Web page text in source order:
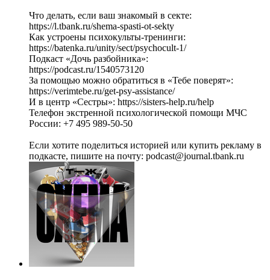
Что делать, если ваш знакомый в секте:
https://l.tbank.ru/shema-spasti-ot-sekty
Как устроены психокульты-тренинги:
https://batenka.ru/unity/sect/psychocult-1/
Подкаст «Дочь разбойника»:
https://podcast.ru/1540573120
За помощью можно обратиться в «Тебе поверят»:
https://verimtebe.ru/get-psy-assistance/
И в центр «Сестры»: https://sisters-help.ru/help
Телефон экстренной психологической помощи МЧС
России: +7 495 989-50-50
Если хотите поделиться историей или купить рекламу в
подкасте, пишите на почту: podcast@journal.tbank.ru